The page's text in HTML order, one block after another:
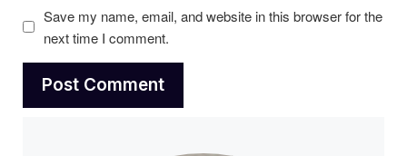
Save my name, email, and website in this browser for the
next time I comment.